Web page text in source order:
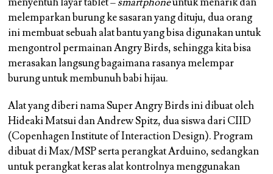
melemparkan burung ke sasaran yang dituju, dua orang
ini membuat sebuah alat bantu yang bisa digunakan untuk
mengontrol permainan Angry Birds, sehingga kita bisa
merasakan langsung bagaimana rasanya melempar
burung untuk membunuh babi hijau.
Alat yang diberi nama Super Angry Birds ini dibuat oleh
Hideaki Matsui dan Andrew Spitz, dua siswa dari CIID
(Copenhagen Institute of Interaction Design). Program
dibuat di Max/MSP serta perangkat Arduino, sedangkan
untuk perangkat keras alat kontrolnya menggunakan